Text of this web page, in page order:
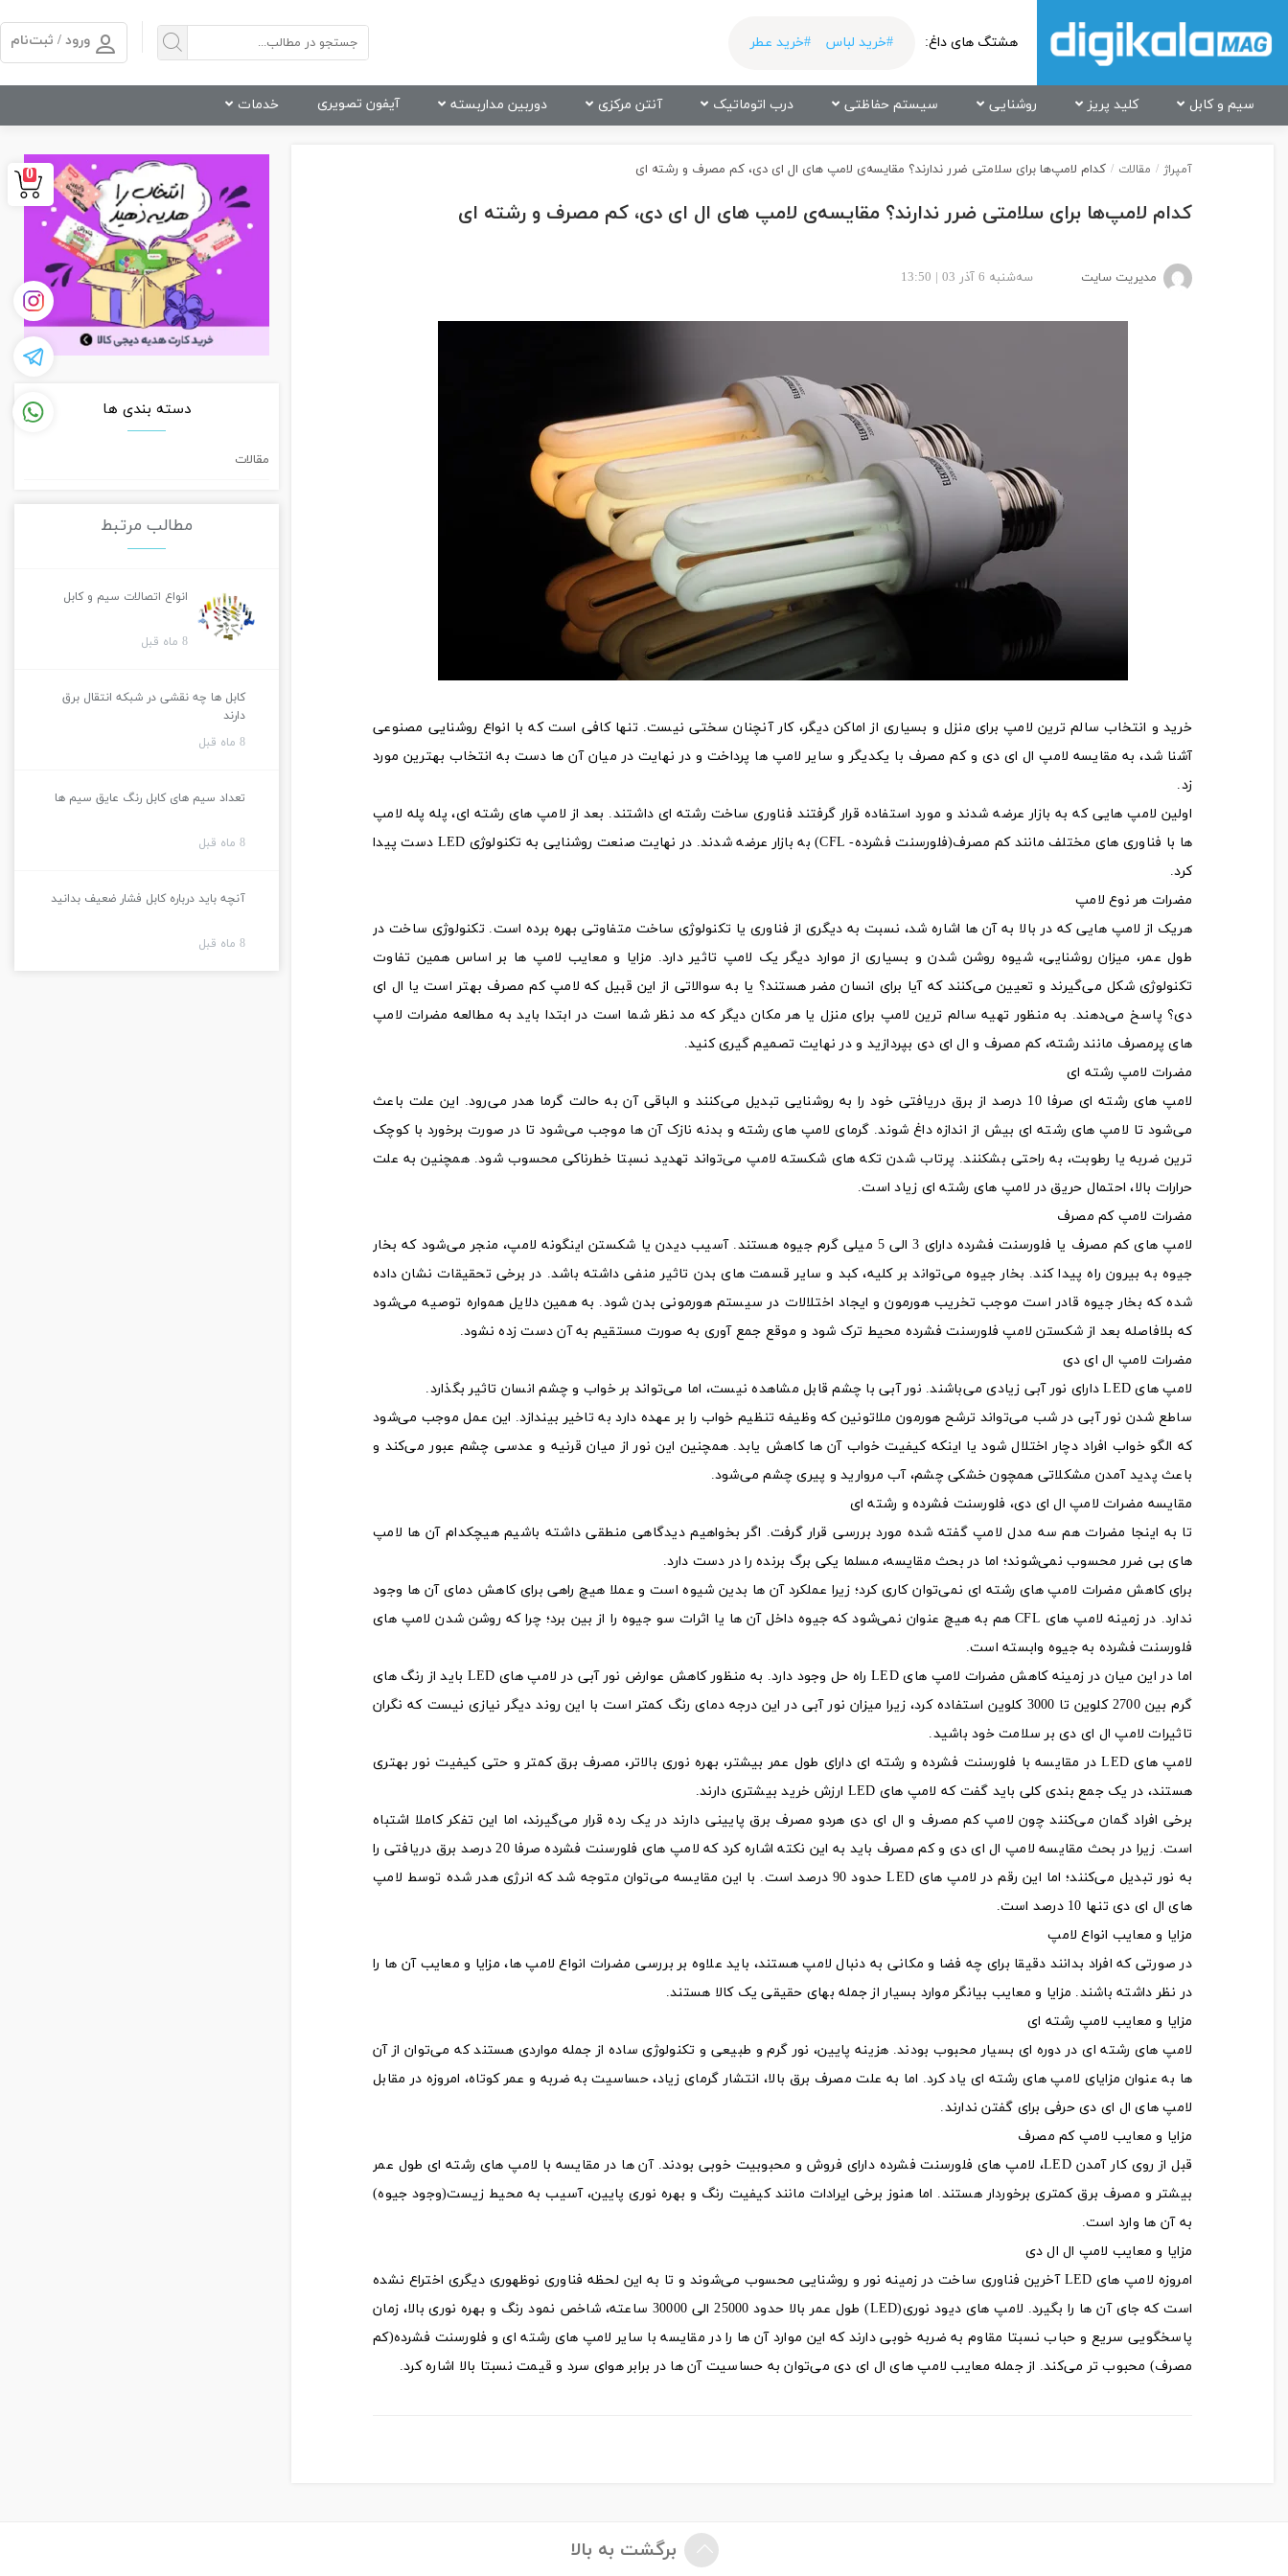
هشتگ های داغ: #خرید لباس #خرید عطر ورود / ثبت‌نام
سیم و کابل کلید پریز روشنایی سیستم حفاظتی درب اتوماتیک آنتن مرکزی دوربین مداربسته آیفون تصویری خدمات
آمپراژ / مقالات / کدام لامپ‌ها برای سلامتی ضرر ندارند؟ مقایسه‌ی لامپ های ال ای دی، کم مصرف و رشته ای
کدام لامپ‌ها برای سلامتی ضرر ندارند؟ مقایسه‌ی لامپ های ال ای دی، کم مصرف و رشته ای
مدیریت سایت سه‌شنبه 6 آذر 03 | 13:50
خرید و انتخاب سالم ترین لامپ برای منزل و بسیاری از اماکن دیگر، کار آنچنان سختی نیست. تنها کافی است که با انواع روشنایی مصنوعی
آشنا شد، به مقایسه لامپ ال ای دی و کم مصرف با یکدیگر و سایر لامپ ها پرداخت و در نهایت در میان آن ها دست به انتخاب بهترین مورد
زد.
اولین لامپ هایی که به بازار عرضه شدند و مورد استفاده قرار گرفتند فناوری ساخت رشته ای داشتند. بعد از لامپ های رشته ای، پله پله لامپ
ها با فناوری های مختلف مانند کم مصرف(فلورسنت فشرده- CFL) به بازار عرضه شدند. در نهایت صنعت روشنایی به تکنولوژی LED دست پیدا
کرد.
مضرات هر نوع لامپ
هریک از لامپ هایی که در بالا به آن ها اشاره شد، نسبت به دیگری از فناوری یا تکنولوژی ساخت متفاوتی بهره برده است. تکنولوژی ساخت در
طول عمر، میزان روشنایی، شیوه روشن شدن و بسیاری از موارد دیگر یک لامپ تاثیر دارد. مزایا و معایب لامپ ها بر اساس همین تفاوت
تکنولوژی شکل می‌گیرند و تعیین می‌کنند که آیا برای انسان مضر هستند؟ یا به سوالاتی از این قبیل که لامپ کم مصرف بهتر است یا ال ای
دی؟ پاسخ می‌‌دهند. به منظور تهیه سالم ترین لامپ برای منزل یا هر مکان دیگر که مد نظر شما است در ابتدا باید به مطالعه مضرات لامپ
های پرمصرف مانند رشته، کم مصرف و ال ای دی بپردازید و در نهایت تصمیم گیری کنید.
مضرات لامپ رشته ای
لامپ های رشته ای صرفا 10 درصد از برق دریافتی خود را به روشنایی تبدیل می‌کنند و الباقی آن به حالت گرما هدر می‌رود. این علت باعث
می‌شود تا لامپ های رشته ای بیش از اندازه داغ شوند. گرمای لامپ های رشته و بدنه نازک آن ها موجب می‌شود تا در صورت برخورد با کوچک
ترین ضربه یا رطوبت، به راحتی بشکنند. پرتاب شدن تکه های شکسته لامپ می‌تواند تهدید نسبتا خطرناکی محسوب شود. همچنین به علت
حرارات بالا،‌ احتمال حریق در لامپ های رشته ای زیاد است.
مضرات لامپ کم مصرف
لامپ های کم مصرف یا فلورسنت فشرده دارای 3 الی 5 میلی گرم جیوه هستند. آسیب دیدن یا شکستن اینگونه لامپ، منجر می‌شود که بخار
جیوه به بیرون راه پیدا کند. بخار جیوه می‌تواند بر کلیه، کبد و سایر قسمت های بدن تاثیر منفی داشته باشد. در برخی تحقیقات نشان داده
شده که بخار جیوه قادر است موجب تخریب هورمون و ایجاد اختلالات در سیستم هورمونی بدن شود. به همین دلایل همواره توصیه می‌شود
که بلافاصله بعد از شکستن لامپ فلورسنت فشرده محیط ترک شود و موقع جمع آوری به صورت مستقیم به آن دست زده نشود.
مضرات لامپ ال ای دی
لامپ های LED دارای نور آبی زیادی می‌باشند. نور آبی با چشم قابل مشاهده نیست، اما می‌تواند بر خواب و چشم انسان تاثیر بگذارد.
ساطع شدن نور آبی در شب می‌تواند ترشح هورمون ملاتونین که وظیفه تنظیم خواب را بر عهده دارد به تاخیر بیندازد. این عمل موجب می‌شود
که الگو خواب افراد دچار اختلال شود یا اینکه کیفیت خواب آن ها کاهش یابد. همچنین این نور از میان قرنیه و عدسی چشم عبور می‌کند و
باعث پدید آمدن مشکلاتی همچون خشکی چشم، آب مروارید و پیری چشم می‌شود.
مقایسه مضرات لامپ ال ای دی، فلورسنت فشرده و رشته ای
تا به اینجا مضرات هم سه مدل لامپ گفته شده مورد بررسی قرار گرفت. اگر بخواهیم دیدگاهی منطقی داشته باشیم هیچکدام آن ها لامپ
های بی ضرر محسوب نمی‌شوند؛ اما در بحث مقایسه، مسلما یکی برگ برنده را در دست دارد.
برای کاهش مضرات لامپ های رشته ای نمی‌توان کاری کرد؛ زیرا عملکرد آن ها بدین شیوه است و عملا هیچ راهی برای کاهش دمای آن ها وجود
ندارد. در زمینه لامپ های CFL هم به هیچ عنوان نمی‌شود که جیوه داخل آن ها یا اثرات سو جیوه را از بین برد؛ چرا که روشن شدن لامپ های
فلورسنت فشرده به جیوه وابسته است.
اما در این میان در زمینه کاهش مضرات لامپ های LED راه حل وجود دارد. به منظور کاهش عوارض نور آبی در لامپ های LED باید از رنگ های
گرم بین 2700 کلوین تا 3000 کلوین استفاده کرد، زیرا میزان نور آبی در این درجه دمای رنگ کمتر است با این روند دیگر نیازی نیست که نگران
تاثیرات لامپ ال ای دی بر سلامت خود باشید.
لامپ های LED در مقایسه با فلورسنت فشرده و رشته ای دارای طول عمر بیشتر، بهره نوری بالاتر، مصرف برق کمتر و حتی کیفیت نور بهتری
هستند، در یک جمع بندی کلی باید گفت که لامپ های LED ارزش خرید بیشتری دارند.
برخی افراد گمان می‌کنند چون لامپ کم مصرف و ال ای دی هردو مصرف برق پایینی دارند در یک رده قرار می‌گیرند، اما این تفکر کاملا اشتباه
است. زیرا در بحث مقایسه لامپ ال ای دی و کم مصرف باید به این نکته اشاره کرد که لامپ های فلورسنت فشرده صرفا 20 درصد برق دریافتی را
به نور تبدیل می‌کنند؛ اما این رقم در لامپ های LED حدود 90 درصد است. با این مقایسه می‌توان متوجه شد که انرژی هدر شده توسط لامپ
های ال ای دی تنها 10 درصد است.
مزایا و معایب انواع لامپ
در صورتی که افراد بدانند دقیقا برای چه فضا و مکانی به دنبال لامپ هستند، باید علاوه بر بررسی مضرات انواع لامپ ها، مزایا و معایب آن ها را
در نظر داشته باشند. مزایا و معایب بیانگر موارد بسیار از جمله بهای حقیقی یک کالا هستند.
مزایا و معایب لامپ رشته ای
لامپ های رشته ای در دوره ای بسیار محبوب بودند. هزینه پایین، نور گرم و طبیعی و تکنولوژی ساده از جمله مواردی هستند که می‌توان از آن
ها به عنوان مزایای لامپ های رشته ای یاد کرد. اما به علت مصرف برق بالا، انتشار گرمای زیاد،‌ حساسیت به ضربه و عمر کوتاه، امروزه در مقابل
لامپ های ال ای دی حرفی برای گفتن ندارند.
مزایا و معایب لامپ کم مصرف
قبل از روی کار آمدن LED، لامپ های فلورسنت فشرده دارای فروش و محبوبیت خوبی بودند. آن ها در مقایسه با لامپ های رشته ای طول عمر
بیشتر و مصرف برق کمتری برخوردار هستند. اما هنوز برخی ایرادات مانند کیفیت رنگ و بهره نوری پایین، آسیب به محیط زیست(وجود جیوه)
به آن ها وارد است.
مزایا و معایب لامپ ال ال دی
امروزه لامپ های LED آخرین فناوری ساخت در زمینه نور و روشنایی محسوب می‌شوند و تا به این لحظه فناوری نوظهوری دیگری اختراع نشده
است که جای آن ها را بگیرد. لامپ های دیود نوری(LED) طول عمر بالا حدود 25000 الی 30000 ساعته، شاخص نمود رنگ و بهره نوری بالا، زمان
پاسخگویی سریع و حباب نسبتا مقاوم به ضربه خوبی دارند که این موارد آن ها را در مقایسه با سایر لامپ های رشته ای و فلورسنت فشرده(کم
مصرف) محبوب تر می‌کند. از جمله معایب لامپ های ال ای دی می‌توان به حساسیت آن ها در برابر هوای سرد و قیمت نسبتا بالا اشاره کرد.
دسته بندی ها
مقالات
مطالب مرتبط
انواع اتصالات سیم و کابل
8 ماه قبل
کابل ها چه نقشی در شبکه انتقال برق
دارند
8 ماه قبل
تعداد سیم های کابل رنگ عایق سیم ها
8 ماه قبل
آنچه باید درباره کابل فشار ضعیف بدانید
8 ماه قبل
برگشت به بالا
0